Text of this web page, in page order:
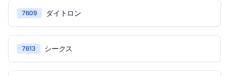
7609 ダイトロン
7613 シークス